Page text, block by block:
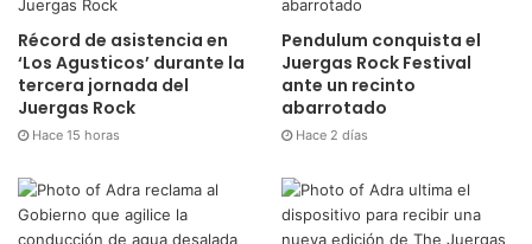
Récord de asistencia en
‘Los Agusticos’ durante la
tercera jornada del
Juergas Rock
Hace 15 horas
Pendulum conquista el
Juergas Rock Festival
ante un recinto
abarrotado
Hace 2 días